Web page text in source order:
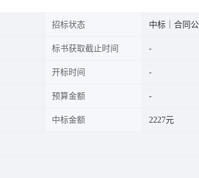
招标状态 中标｜合同
标书获取截止时间
开标时间
预算金额
中标金额 2227元